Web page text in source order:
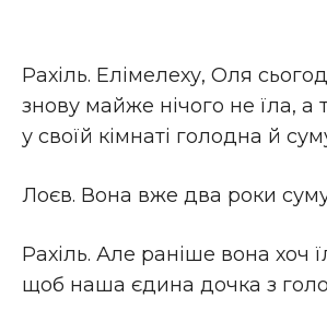
Рахіль. Елімелеху, Оля
знову майже нічого не їла, а
у своїй кімнаті голодна й
Лоєв. Вона вже два роки
Рахіль. Але раніше вона хоч
щоб наша єдина дочка з